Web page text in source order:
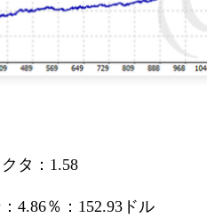
タ：1.58
4.86％：152.93ドル